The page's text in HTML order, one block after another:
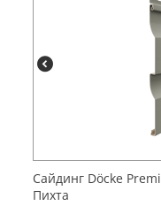
Сайдинг Döcke
Пихта